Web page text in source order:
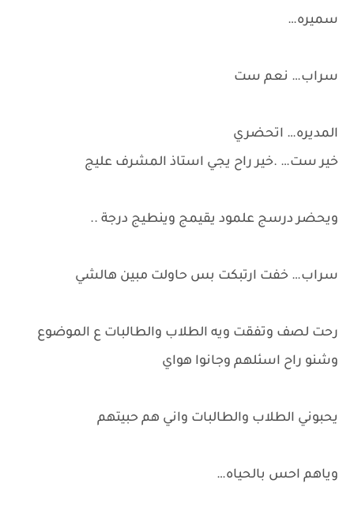
سميره…
سراب… نعم ست
المديره… اتحضري
خير ست… .خير راح يجي استاذ المشرف عليج
ويحضر درسج علمود يقيمج وينطيج درجة ..
سراب… خفت ارتبكت بس حاولت مبين هالشي
رحت لصف وتفقت ويه الطلاب والطالبات ع الموضوع
وشنو راح اسئلهم وجانوا هواي
يحبوني الطلاب والطالبات واني هم حبيتهم
وياهم احس بالحياه…